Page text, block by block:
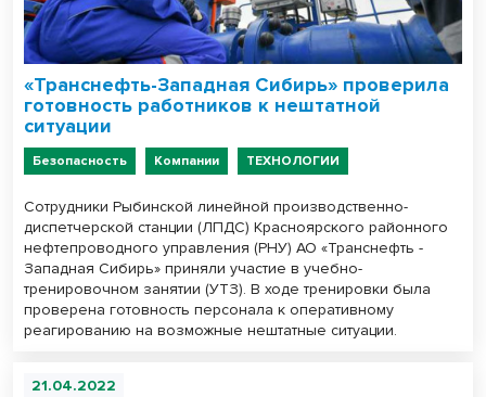
«Транснефть-Западная Сибирь» проверила
готовность работников к нештатной
ситуации
Безопасность Компании ТЕХНОЛОГИИ
Сотрудники Рыбинской линейной производственно-
диспетчерской станции (ЛПДС) Красноярского районного
нефтепроводного управления (РНУ) АО «Транснефть -
Западная Сибирь» приняли участие в учебно-
тренировочном занятии (УТЗ). В ходе тренировки была
проверена готовность персонала к оперативному
реагированию на возможные нештатные ситуации.
21.04.2022